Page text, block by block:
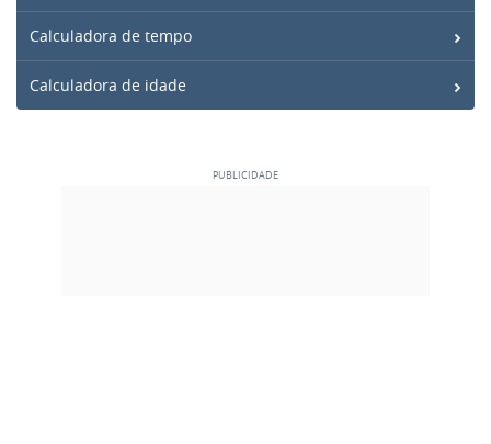
Calculadora de tempo
Calculadora de idade